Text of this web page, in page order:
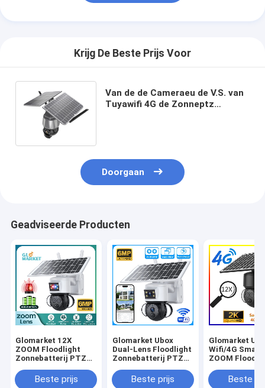
Krijg De Beste Prijs Voor
Van de de Cameraeu de V.S. van
Tuyawifi 4G de Zonneptz
Doorgaan
Geadviseerde Producten
Glomarket 12X
ZOOM Floodlight
Zonnebatterij PTZ
Wifi / 4G Ubox
Security Camera
Beste prijs
Glomarket Ubox
Dual-Lens Floodlight
Zonnebatterij PTZ
Wifi 4G Security PTZ
Camera
Beste prijs
Glomarket
Wifi/4G Smart
ZOOM
Camera 6MP
Mensen
Beste